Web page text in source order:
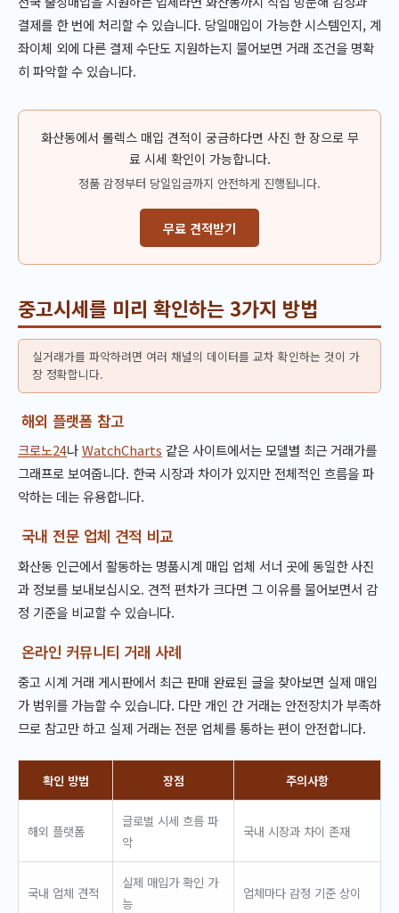
결제를 한 번에 처리할 수 있습니다. 당일매입이 가능한 시스템인지, 계
좌이체 외에 다른 결제 수단도 지원하는지 물어보면 거래 조건을 명확
히 파악할 수 있습니다.
화산동에서 롤렉스 매입 견적이 궁금하다면 사진 한 장으로 무
료 시세 확인이 가능합니다.
정품 감정부터 당일입금까지 안전하게 진행됩니다.
무료 견적받기
중고시세를 미리 확인하는 3가지 방법
실거래가를 파악하려면 여러 채널의 데이터를 교차 확인하는 것이 가
장 정확합니다.
해외 플랫폼 참고
크로노24나WatchCharts 같은 사이트에서는 모델별 최근 거래가를
그래프로 보여줍니다. 한국 시장과 차이가 있지만 전체적인 흐름을 파
악하는 데는 유용합니다.
국내 전문 업체 견적 비교
화산동 인근에서 활동하는 명품시계 매입 업체 서너 곳에 동일한 사진
과 정보를 보내보십시오. 견적 편차가 크다면 그 이유를 물어보면서 감
정 기준을 비교할 수 있습니다.
온라인 커뮤니티 거래 사례
중고 시계 거래 게시판에서 최근 판매 완료된 글을 찾아보면 실제 매입
가 범위를 가늠할 수 있습니다. 다만 개인 간 거래는 안전장치가 부족하
므로 참고만 하고 실제 거래는 전문 업체를 통하는 편이 안전합니다.
확인 방법 장점 주의사항
해외 플랫폼
글로벌 시세 흐름 파
악
국내 시장과 차이 존재
국내 업체 견적
실제 매입가 확인 가
능
업체마다 감정 기준 상이